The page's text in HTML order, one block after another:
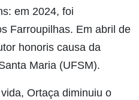
em 2024, foi
Farroupilhas. Em abril de
honoris causa da
Maria (UFSM).
Ortaça diminuiu o